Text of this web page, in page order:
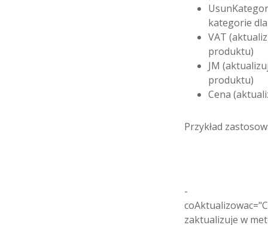
kategorie
VAT
produktu)
JM
produktu)
Cena
Przykład
-
zaktualizuje w